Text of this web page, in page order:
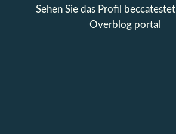
Sehen Sie das Profil
beccatestet
Overblog portal